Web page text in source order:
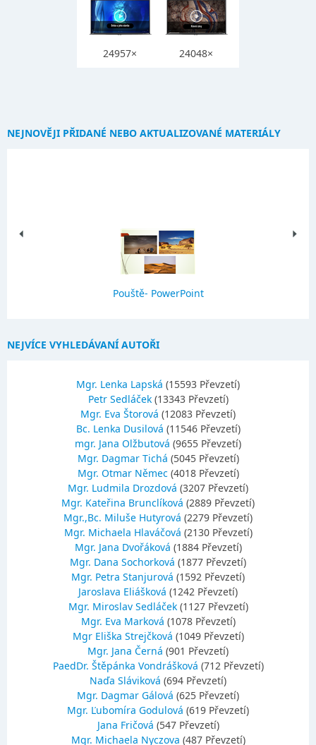
24957× 24048×
NEJNOVĚJI PŘIDANÉ NEBO AKTUALIZOVANÉ MATERIÁLY
Pouště- PowerPoint
NEJVÍCE VYHLEDÁVANÍ AUTOŘI
Mgr. Lenka Lapská (15593 Převzetí)
Petr Sedláček (13343 Převzetí)
Mgr. Eva Štorová (12083 Převzetí)
Bc. Lenka Dusilová (11546 Převzetí)
mgr. Jana Olžbutová (9655 Převzetí)
Mgr. Dagmar Tichá (5045 Převzetí)
Mgr. Otmar Němec (4018 Převzetí)
Mgr. Ludmila Drozdová (3207 Převzetí)
Mgr. Kateřina Brunclíková (2889 Převzetí)
Mgr.,Bc. Miluše Hutyrová (2279 Převzetí)
Mgr. Michaela Hlaváčová (2130 Převzetí)
Mgr. Jana Dvořáková (1884 Převzetí)
Mgr. Dana Sochorková (1877 Převzetí)
Mgr. Petra Stanjurová (1592 Převzetí)
Jaroslava Eliášková (1242 Převzetí)
Mgr. Miroslav Sedláček (1127 Převzetí)
Mgr. Eva Marková (1078 Převzetí)
Mgr Eliška Strejčková (1049 Převzetí)
Mgr. Jana Černá (901 Převzetí)
PaedDr. Štěpánka Vondrášková (712 Převzetí)
Naďa Sláviková (694 Převzetí)
Mgr. Dagmar Gálová (625 Převzetí)
Mgr. Ľubomíra Godulová (619 Převzetí)
Jana Fričová (547 Převzetí)
Mgr. Michaela Nyczova (487 Převzetí)